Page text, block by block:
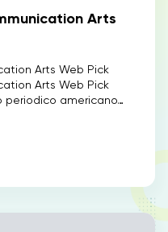
Arts
Arts Web Pick
Arts Web Pick
periodico americano…